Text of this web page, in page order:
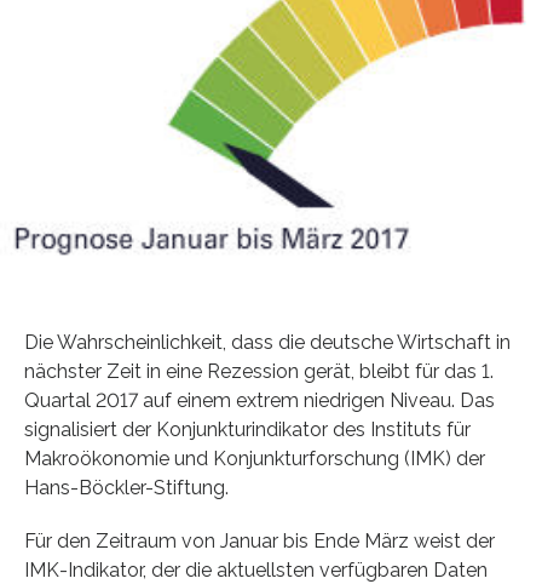
Die Wahrscheinlichkeit, dass die deutsche Wirtschaft in
nächster Zeit in eine Rezession gerät, bleibt für das 1.
Quartal 2017 auf einem extrem niedrigen Niveau. Das
signalisiert der Konjunkturindikator des Instituts für
Makroökonomie und Konjunkturforschung (IMK) der
Hans-Böckler-Stiftung.
Für den Zeitraum von Januar bis Ende März weist der
IMK-Indikator, der die aktuellsten verfügbaren Daten